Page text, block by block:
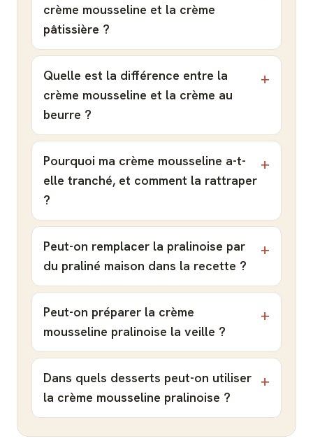
crème mousseline et la crème
pâtissière ?
Quelle est la différence entre la
crème mousseline et la crème au
beurre ?
Pourquoi ma crème mousseline a-t-
elle tranché, et comment la rattraper
?
Peut-on remplacer la pralinoise par
du praliné maison dans la recette ?
Peut-on préparer la crème
mousseline pralinoise la veille ?
Dans quels desserts peut-on utiliser
la crème mousseline pralinoise ?